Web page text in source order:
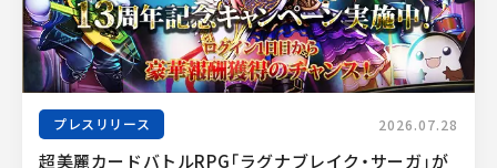
プレスリリース 2026.07.28
超美麗カードバトルRPG「ラグナブレイク・サーガ」が